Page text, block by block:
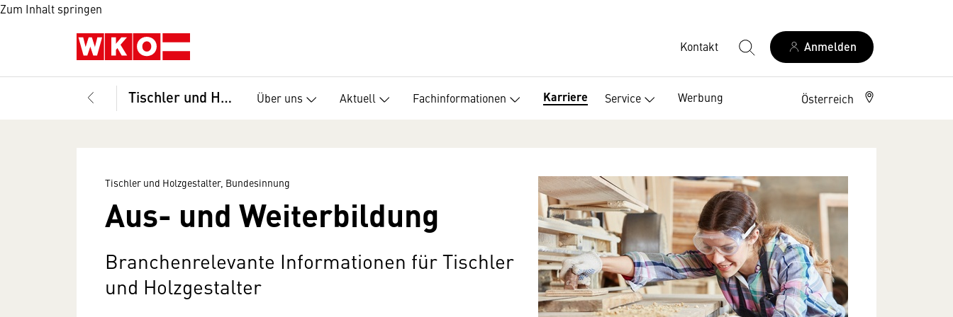
Zum Inhalt springen
Kontakt Anmelden
Tischler und Holzgestalter, Bundesinnung Über uns Aktuell Fachinformationen Karriere Service Werbung Österreich
Tischler und Holzgestalter, Bundesinnung
Aus- und Weiterbildung
Branchenrelevante Informationen für Tischler
und Holzgestalter